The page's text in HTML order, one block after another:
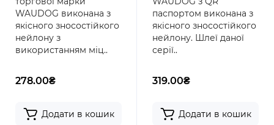
WAUDOG виконана з
якісного зносостійкого
нейлону з
використанням міц..
278.00₴
Додати в кошик
паспортом виконана з
якісного зносостійкого
нейлону. Шлеї даної
серії..
319.00₴
Додати в кошик